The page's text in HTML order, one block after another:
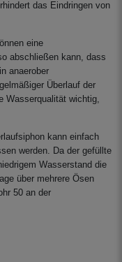
das Eindringen von
eine
abschließen kann, dass
anaerober
Überlauf der
Wasserqualität wichtig,
kann einfach
werden. Da der gefüllte
Wasserstand die
über mehrere Ösen
50 an der